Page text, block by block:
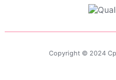
Copyright © 2024